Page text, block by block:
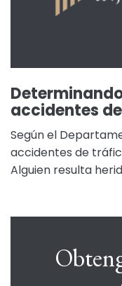
accidentes
Según el
accidentes de
Alguien resulta